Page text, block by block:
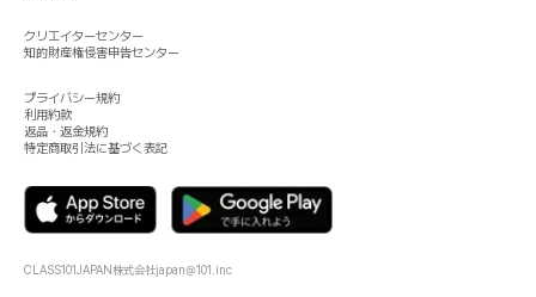
クリエイターセンター
知的財産権侵害申告センター
プライバシー規約
利用約款
返品・返金規約
特定商取引法に基づく表記
CLASS101JAPAN株式会社japan@101.inc